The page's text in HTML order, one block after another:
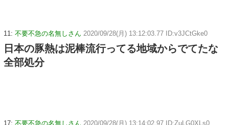
11: 不要不急の名無しさん 2020/09/28(月) 13:12:03.77 ID:v3JCtGke0
日本の豚熱は泥棒流行ってる地域からでてたな
全部処分
17: 不要不急の名無しさん 2020/09/28(月) 13:14:02.97 ID:ZuLG0XLs0